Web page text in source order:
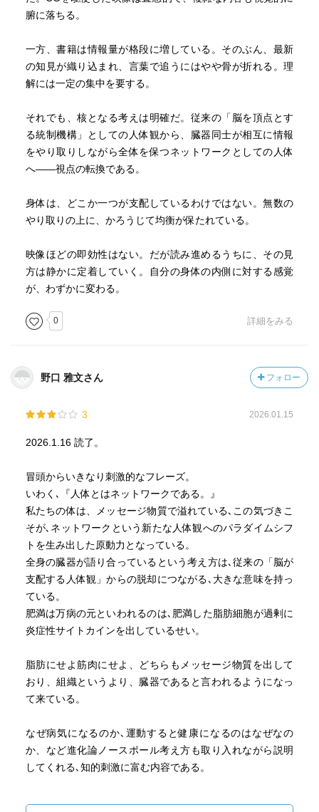
腑に落ちる。
一方、書籍は情報量が格段に増している。そのぶん、最新
の知見が織り込まれ、言葉で追うにはやや骨が折れる。理
解には一定の集中を要する。
それでも、核となる考えは明確だ。従来の「脳を頂点とす
る統制機構」としての人体観から、臓器同士が相互に情報
をやり取りしながら全体を保つネットワークとしての人体
へ――視点の転換である。
身体は、どこか一つが支配しているわけではない。無数の
やり取りの上に、かろうじて均衡が保たれている。
映像ほどの即効性はない。だが読み進めるうちに、その見
方は静かに定着していく。自分の身体の内側に対する感覚
が、わずかに変わる。
0 詳細をみる
野口 雅文さん フォロー
3 2026.01.15
2026.1.16 読了。
冒頭からいきなり刺激的なフレーズ。
いわく､『人体とはネットワークである。』
私たちの体は、メッセージ物質で溢れている､この気づきこ
そが､ネットワークという新たな人体観へのパラダイムシフ
トを生み出した原動力となっている。
全身の臓器が語り合っているという考え方は､従来の「脳が
支配する人体観」からの脱却につながる､大きな意味を持っ
ている。
肥満は万病の元といわれるのは､肥満した脂肪細胞が過剰に
炎症性サイトカインを出しているせい。
脂肪にせよ筋肉にせよ、どちらもメッセージ物質を出して
おり、組織というより、臓器であると言われるようになっ
て来ている。
なぜ病気になるのか､運動すると健康になるのはなぜなの
か、など進化論ノースポール考え方も取り入れながら説明
してくれる､知的刺激に富む内容である。